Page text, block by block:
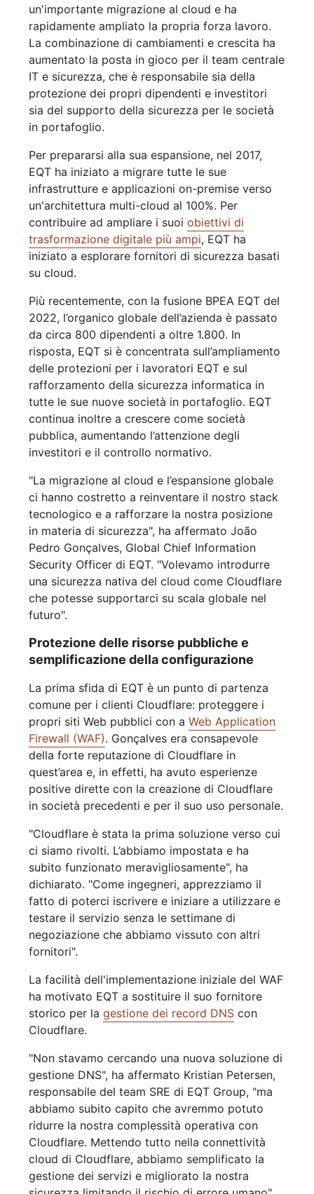
un'importante migrazione al cloud e ha
rapidamente ampliato la propria forza lavoro.
La combinazione di cambiamenti e crescita ha
aumentato la posta in gioco per il team centrale
IT e sicurezza, che è responsabile sia della
protezione dei propri dipendenti e investitori
sia del supporto della sicurezza per le società
in portafoglio.
Per prepararsi alla sua espansione, nel 2017,
EQT ha iniziato a migrare tutte le sue
infrastrutture e applicazioni on-premise verso
un'architettura multi-cloud al 100%. Per
contribuire ad ampliare i suoiobiettivi di
trasformazione digitale più ampi, EQT ha
iniziato a esplorare fornitori di sicurezza basati
su cloud.
Più recentemente, con la fusione BPEA EQT del
2022, l’organico globale dell’azienda è passato
da circa 800 dipendenti a oltre 1.800. In
risposta, EQT si è concentrata sull’ampliamento
delle protezioni per i lavoratori EQT e sul
rafforzamento della sicurezza informatica in
tutte le sue nuove società in portafoglio. EQT
continua inoltre a crescere come società
pubblica, aumentando l’attenzione degli
investitori e il controllo normativo.
"La migrazione al cloud e l’espansione globale
ci hanno costretto a reinventare il nostro stack
tecnologico e a rafforzare la nostra posizione
in materia di sicurezza", ha affermato João
Pedro Gonçalves, Global Chief Information
Security Officer di EQT. "Volevamo introdurre
una sicurezza nativa del cloud come Cloudflare
che potesse supportarci su scala globale nel
futuro".
Protezione delle risorse pubbliche e
semplificazione della configurazione
La prima sfida di EQT è un punto di partenza
comune per i clienti Cloudflare: proteggere i
propri siti Web pubblici con aWeb Application
Firewall (WAF). Gonçalves era consapevole
della forte reputazione di Cloudflare in
quest’area e, in effetti, ha avuto esperienze
positive dirette con la creazione di Cloudflare
in società precedenti e per il suo uso personale.
"Cloudflare è stata la prima soluzione verso cui
ci siamo rivolti. L’abbiamo impostata e ha
subito funzionato meravigliosamente", ha
dichiarato. "Come ingegneri, apprezziamo il
fatto di poterci iscrivere e iniziare a utilizzare e
testare il servizio senza le settimane di
negoziazione che abbiamo vissuto con altri
fornitori".
La facilità dell'implementazione iniziale del WAF
ha motivato EQT a sostituire il suo fornitore
storico per lagestione dei record DNS con
Cloudflare.
"Non stavamo cercando una nuova soluzione di
gestione DNS", ha affermato Kristian Petersen,
responsabile del team SRE di EQT Group, "ma
abbiamo subito capito che avremmo potuto
ridurre la nostra complessità operativa con
Cloudflare. Mettendo tutto nella connettività
cloud di Cloudflare, abbiamo semplificato la
gestione dei servizi e migliorato la nostra